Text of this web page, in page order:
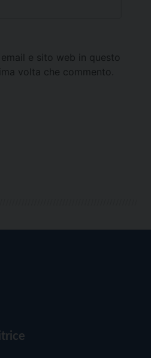
e sito web in questo
volta che commento.